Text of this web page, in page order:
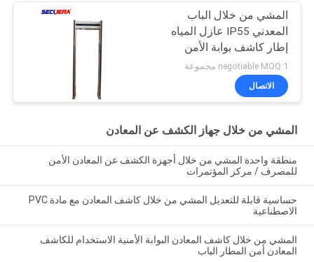
المشي من خلال الباب
المعدني IP55 عازل المياه
إطار كاشف بوابة الأمن
negotiable MOQ:1 مجموعة
الاتصال
المشي من خلال جهاز الكشف عن المعادن
منطقة واحدة المشي من خلال أجهزة الكشف عن المعادن الأمن
للمصرف / مركز المؤتمرات
حساسية قابلة للتعديل المشي من خلال كاشف المعادن مع مادة PVC
الاصطناعية
المشي من خلال كاشف المعادن البوابة الأمنية الاستخدام للكاشف
المعادن أمن المطار الباب